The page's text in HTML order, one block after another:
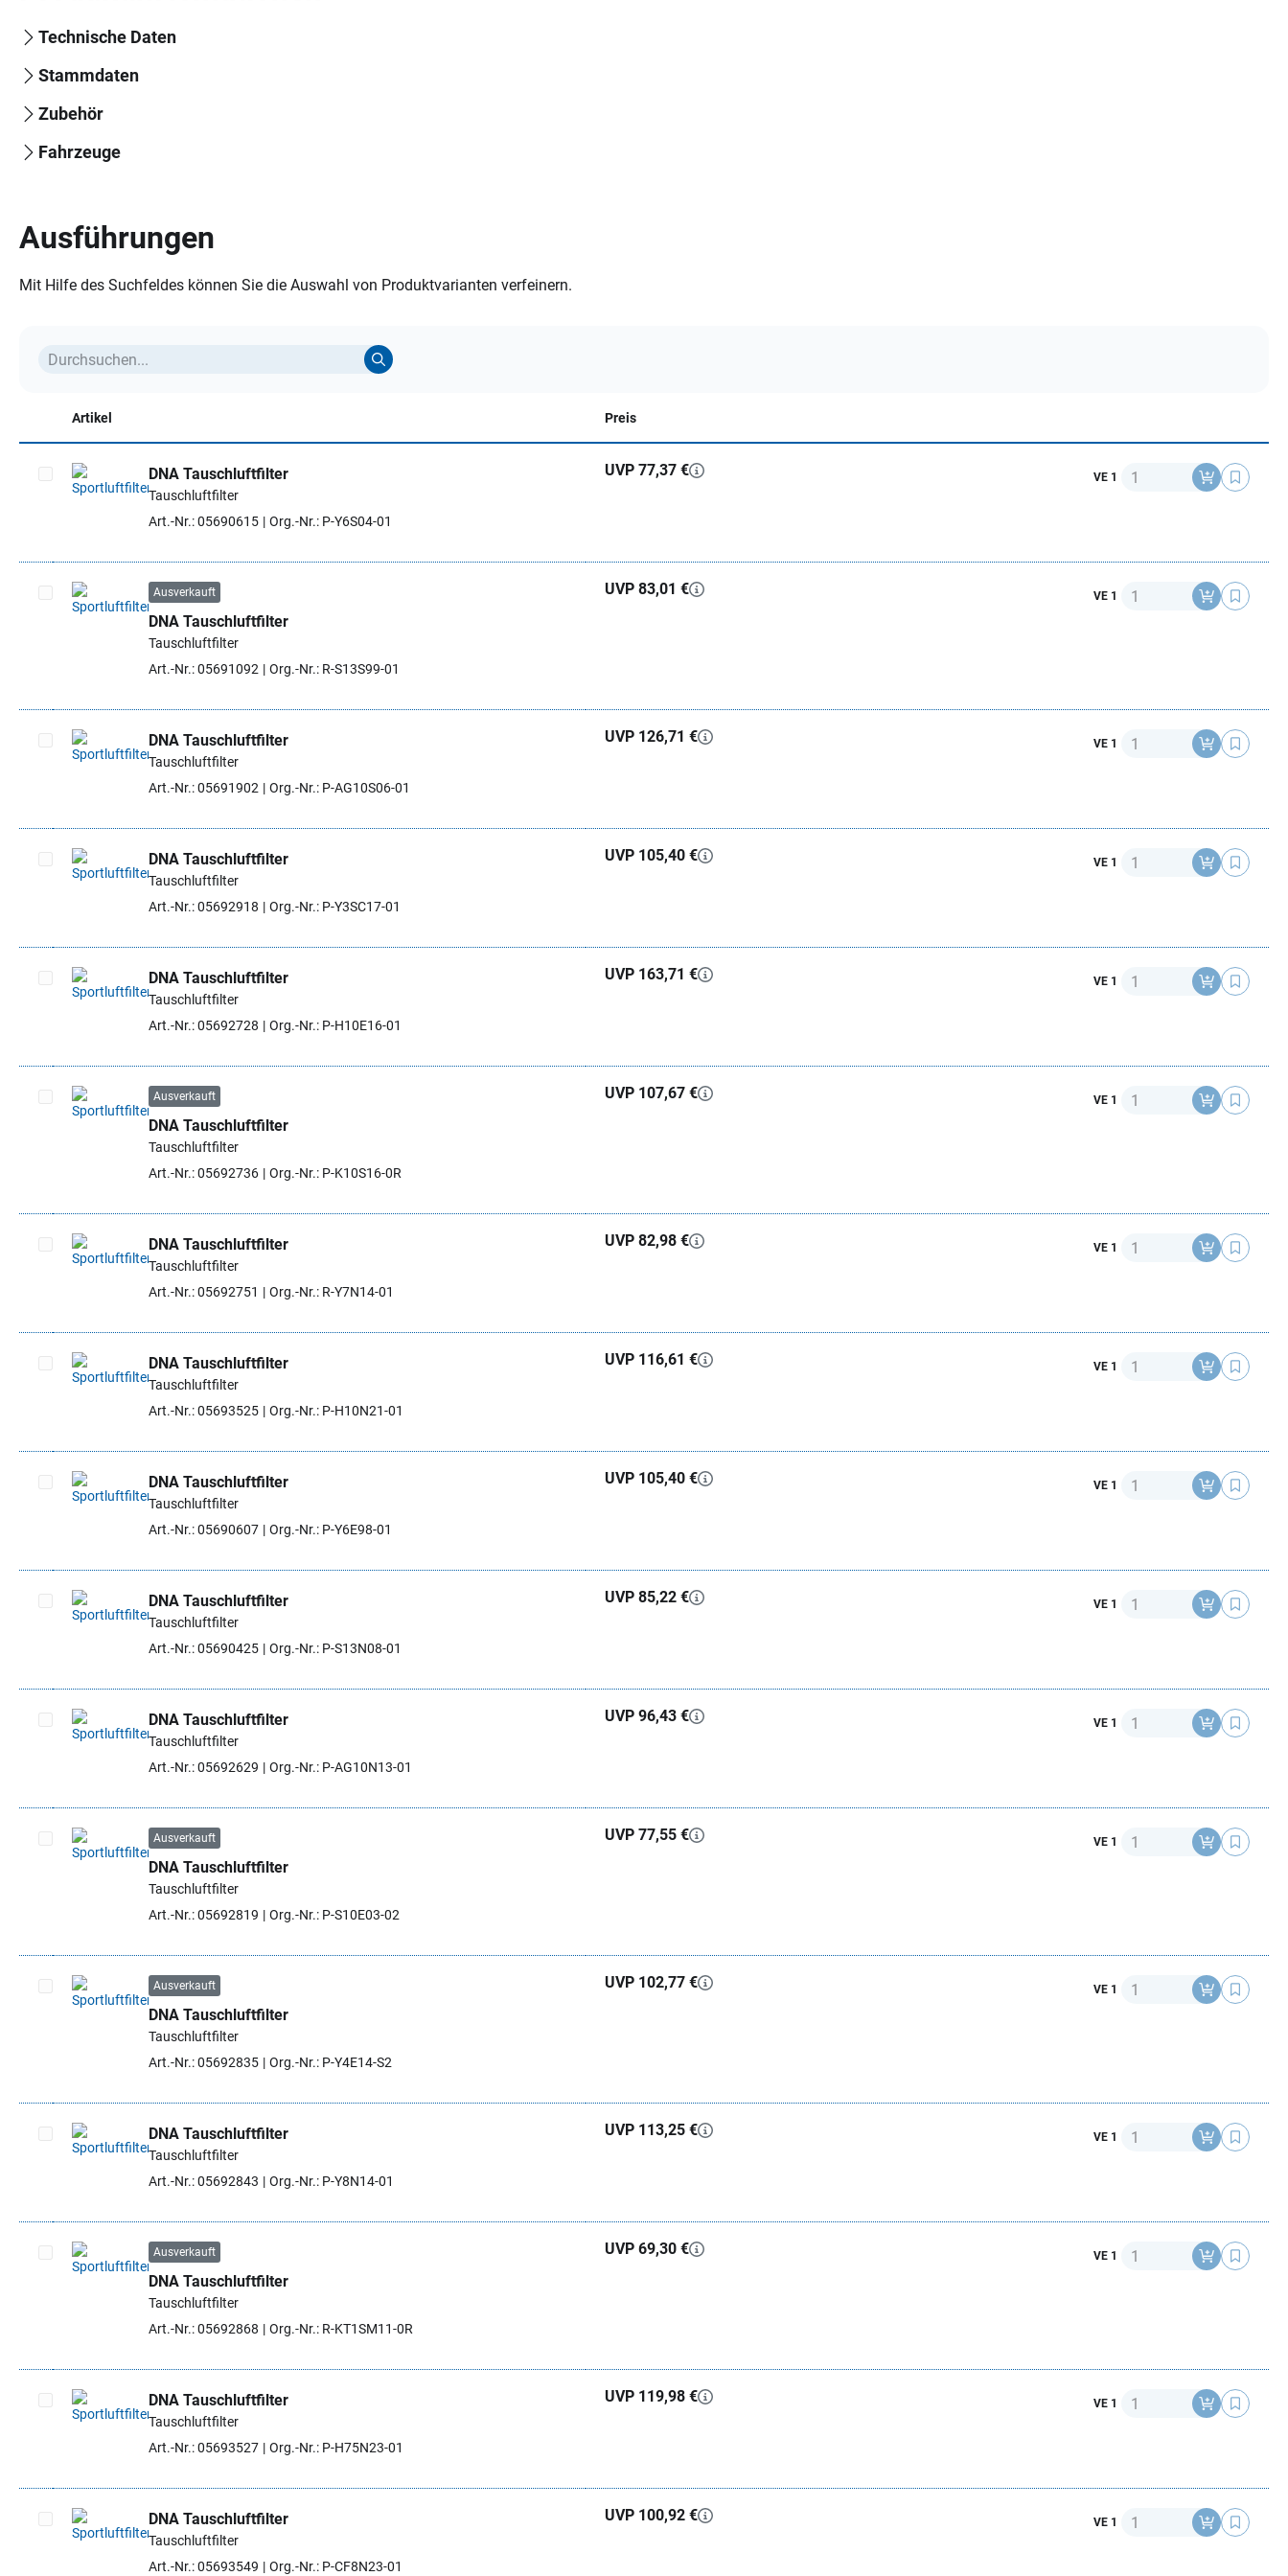
Technische Daten
Stammdaten
Zubehör
Fahrzeuge
Ausführungen
Mit Hilfe des Suchfeldes können Sie die Auswahl von Produktvarianten verfeinern.
Artikel Preis
Artikel auswählen
DNA Tauschluftfilter
Tauschluftfilter
Art.-Nr.: 05690615
Org.-Nr.: P-Y6S04-01
UVP 77,37 € VE 1 Anzahl
Artikel auswählen
Ausverkauft
DNA Tauschluftfilter
Tauschluftfilter
Art.-Nr.: 05691092
Org.-Nr.: R-S13S99-01
UVP 83,01 € VE 1 Anzahl
Artikel auswählen
DNA Tauschluftfilter
Tauschluftfilter
Art.-Nr.: 05691902
Org.-Nr.: P-AG10S06-01
UVP 126,71 € VE 1 Anzahl
Artikel auswählen
DNA Tauschluftfilter
Tauschluftfilter
Art.-Nr.: 05692918
Org.-Nr.: P-Y3SC17-01
UVP 105,40 € VE 1 Anzahl
Artikel auswählen
DNA Tauschluftfilter
Tauschluftfilter
Art.-Nr.: 05692728
Org.-Nr.: P-H10E16-01
UVP 163,71 € VE 1 Anzahl
Artikel auswählen
Ausverkauft
DNA Tauschluftfilter
Tauschluftfilter
Art.-Nr.: 05692736
Org.-Nr.: P-K10S16-0R
UVP 107,67 € VE 1 Anzahl
Artikel auswählen
DNA Tauschluftfilter
Tauschluftfilter
Art.-Nr.: 05692751
Org.-Nr.: R-Y7N14-01
UVP 82,98 € VE 1 Anzahl
Artikel auswählen
DNA Tauschluftfilter
Tauschluftfilter
Art.-Nr.: 05693525
Org.-Nr.: P-H10N21-01
UVP 116,61 € VE 1 Anzahl
Artikel auswählen
DNA Tauschluftfilter
Tauschluftfilter
Art.-Nr.: 05690607
Org.-Nr.: P-Y6E98-01
UVP 105,40 € VE 1 Anzahl
Artikel auswählen
DNA Tauschluftfilter
Tauschluftfilter
Art.-Nr.: 05690425
Org.-Nr.: P-S13N08-01
UVP 85,22 € VE 1 Anzahl
Artikel auswählen
DNA Tauschluftfilter
Tauschluftfilter
Art.-Nr.: 05692629
Org.-Nr.: P-AG10N13-01
UVP 96,43 € VE 1 Anzahl
Artikel auswählen
Ausverkauft
DNA Tauschluftfilter
Tauschluftfilter
Art.-Nr.: 05692819
Org.-Nr.: P-S10E03-02
UVP 77,55 € VE 1 Anzahl
Artikel auswählen
Ausverkauft
DNA Tauschluftfilter
Tauschluftfilter
Art.-Nr.: 05692835
Org.-Nr.: P-Y4E14-S2
UVP 102,77 € VE 1 Anzahl
Artikel auswählen
DNA Tauschluftfilter
Tauschluftfilter
Art.-Nr.: 05692843
Org.-Nr.: P-Y8N14-01
UVP 113,25 € VE 1 Anzahl
Artikel auswählen
Ausverkauft
DNA Tauschluftfilter
Tauschluftfilter
Art.-Nr.: 05692868
Org.-Nr.: R-KT1SM11-0R
UVP 69,30 € VE 1 Anzahl
Artikel auswählen
DNA Tauschluftfilter
Tauschluftfilter
Art.-Nr.: 05693527
Org.-Nr.: P-H75N23-01
UVP 119,98 € VE 1 Anzahl
Artikel auswählen
DNA Tauschluftfilter
Tauschluftfilter
Art.-Nr.: 05693549
Org.-Nr.: P-CF8N23-01
UVP 100,92 € VE 1 Anzahl